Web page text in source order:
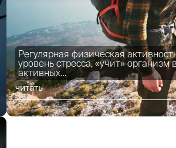
Регулярная физическая
уровень стресса, «учит»
активных…
читать